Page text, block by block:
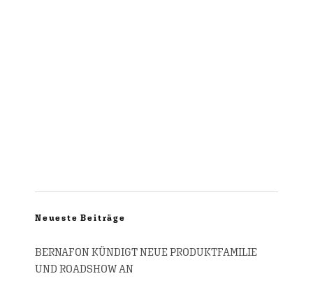
Neueste Beiträge
BERNAFON KÜNDIGT NEUE PRODUKTFAMILIE
UND ROADSHOW AN